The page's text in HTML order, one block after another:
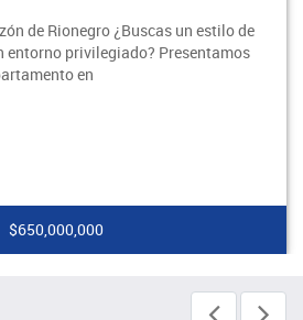
de Rionegro ¿Buscas un estilo de
privilegiado? Presentamos
en
$650,000,000